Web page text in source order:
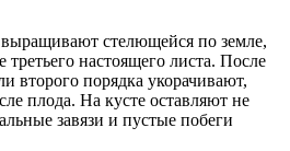
стелющейся по земле,
настоящего листа. После
второго порядка укорачивают,
плода. На кусте оставляют не
завязи и пустые побеги